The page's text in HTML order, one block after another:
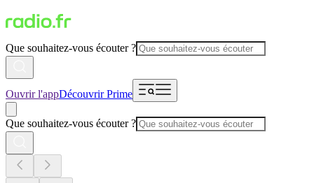
Que souhaitez-vous écouter ?
Ouvrir l'appDécouvrir Prime
Que souhaitez-vous écouter ?